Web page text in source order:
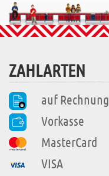
ZAHLARTEN
auf Rechnung
Vorkasse
MasterCard
VISA